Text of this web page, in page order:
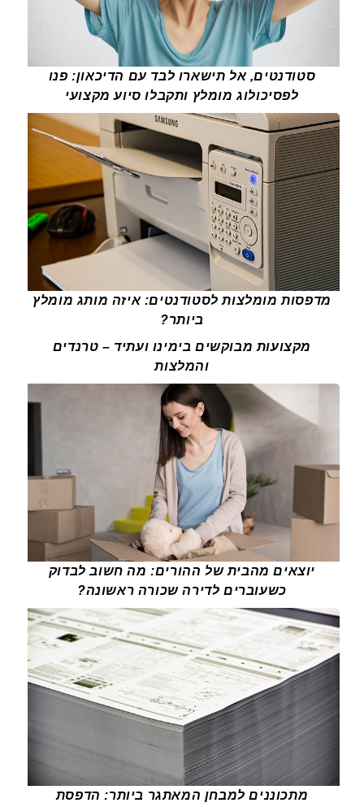
סטודנטים, אל תישארו לבד עם הדיכאון: פנו
לפסיכולוג מומלץ ותקבלו סיוע מקצועי
מדפסות מומלצות לסטודנטים: איזה מותג מומלץ
ביותר?
מקצועות מבוקשים בימינו ועתיד – טרנדים
והמלצות
יוצאים מהבית של ההורים: מה חשוב לבדוק
כשעוברים לדירה שכורה ראשונה?
מתכוננים למבחן המאתגר ביותר: הדפסת